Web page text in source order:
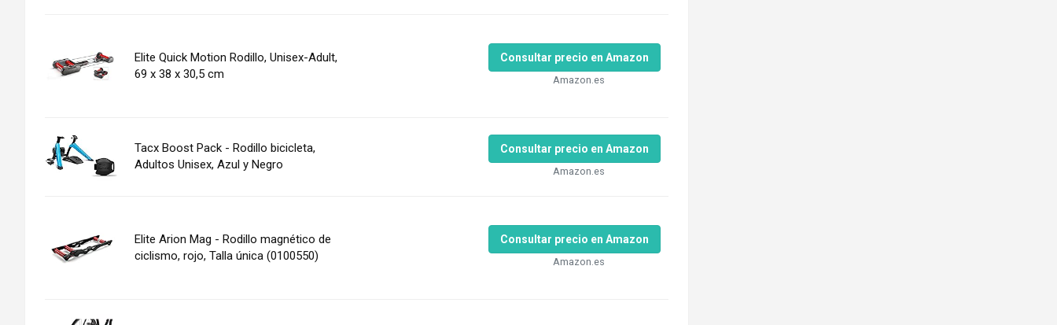
Elite Quick Motion Rodillo, Unisex-Adult,
69 x 38 x 30,5 cm
Consultar precio en Amazon
Amazon.es
Tacx Boost Pack - Rodillo bicicleta,
Adultos Unisex, Azul y Negro
Consultar precio en Amazon
Amazon.es
Elite Arion Mag - Rodillo magnético de
ciclismo, rojo, Talla única (0100550)
Consultar precio en Amazon
Amazon.es